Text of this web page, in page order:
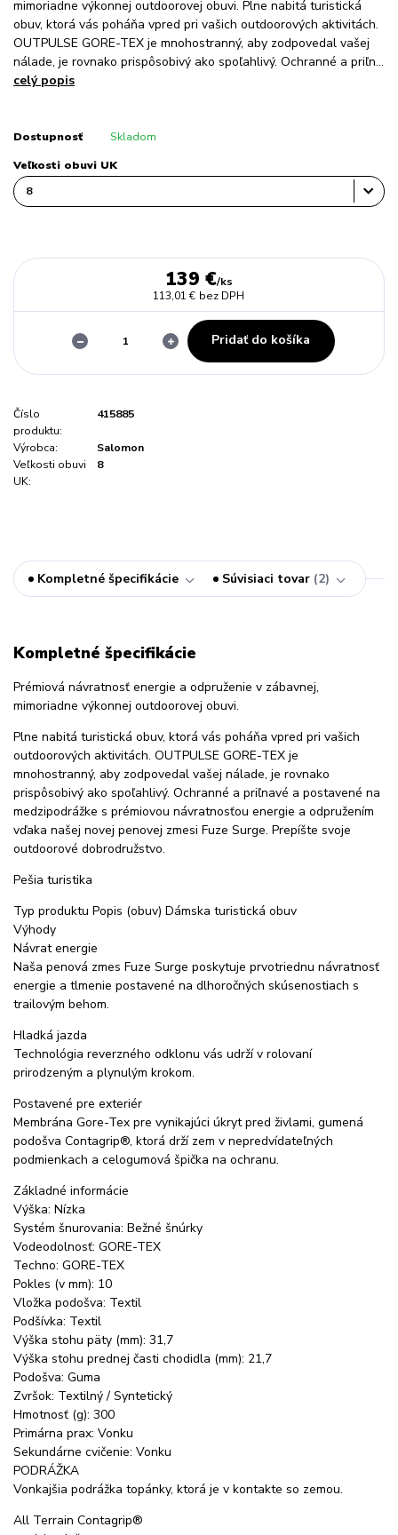
mimoriadne výkonnej outdoorovej obuvi. Plne nabitá turistická
obuv, ktorá vás poháňa vpred pri vašich outdoorových aktivitách.
OUTPULSE GORE-TEX je mnohostranný, aby zodpovedal vašej
nálade, je rovnako prispôsobivý ako spoľahlivý. Ochranné a priľn...
celý popis
Dostupnosť Skladom
Veľkosti obuvi UK
139 €/ks
113,01 € bez DPH
Pridať do košíka
Číslo
produktu:
415885
Výrobca:
Salomon
Veľkosti obuvi
UK:
8
Kompletné špecifikácie Súvisiaci tovar 2
Kompletné špecifikácie
Prémiová návratnosť energie a odpruženie v zábavnej,
mimoriadne výkonnej outdoorovej obuvi.
Plne nabitá turistická obuv, ktorá vás poháňa vpred pri vašich
outdoorových aktivitách. OUTPULSE GORE-TEX je
mnohostranný, aby zodpovedal vašej nálade, je rovnako
prispôsobivý ako spoľahlivý. Ochranné a priľnavé a postavené na
medzipodrážke s prémiovou návratnosťou energie a odpružením
vďaka našej novej penovej zmesi Fuze Surge. Prepíšte svoje
outdoorové dobrodružstvo.
Pešia turistika
Typ produktu Popis (obuv) Dámska turistická obuv
Výhody
Návrat energie
Naša penová zmes Fuze Surge poskytuje prvotriednu návratnosť
energie a tlmenie postavené na dlhoročných skúsenostiach s
trailovým behom.
Hladká jazda
Technológia reverzného odklonu vás udrží v rolovaní
prirodzeným a plynulým krokom.
Postavené pre exteriér
Membrána Gore-Tex pre vynikajúci úkryt pred živlami, gumená
podošva Contagrip®, ktorá drží zem v nepredvídateľných
podmienkach a celogumová špička na ochranu.
Základné informácie
Výška: Nízka
Systém šnurovania: Bežné šnúrky
Vodeodolnosť: GORE-TEX
Techno: GORE-TEX
Pokles (v mm): 10
Vložka podošva: Textil
Podšívka: Textil
Výška stohu päty (mm): 31,7
Výška stohu prednej časti chodidla (mm): 21,7
Podošva: Guma
Zvršok: Textilný / Syntetický
Hmotnosť (g): 300
Primárna prax: Vonku
Sekundárne cvičenie: Vonku
PODRÁŽKA
Vonkajšia podrážka topánky, ktorá je v kontakte so zemou.
All Terrain Contagrip®